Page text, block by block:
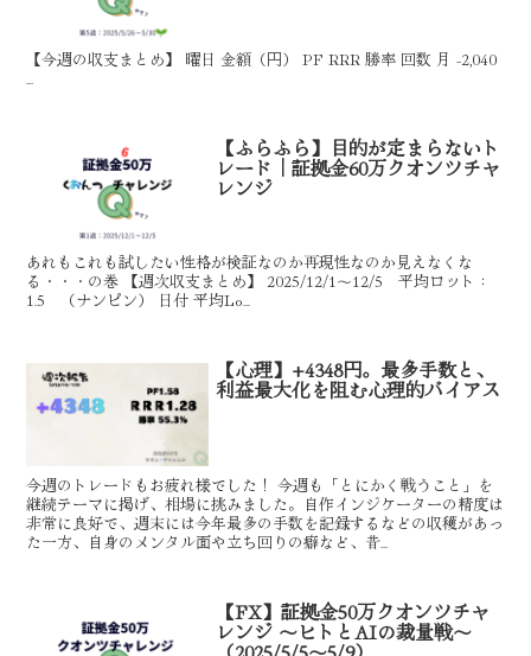
【今週の収支まとめ】 曜日 金額（円） PF RRR 勝率 回数 月 -2,040
...
【ふらふら】目的が定まらないト
レード｜証拠金60万クオンツチャ
レンジ
あれもこれも試したい性格が検証なのか再現性なのか見えなくな
る・・・の巻 【週次収支まとめ】 2025/12/1～12/5 平均ロット：
1.5 （ナンピン） 日付 平均Lo...
【心理】+4348円。最多手数と、
利益最大化を阻む心理的バイアス
今週のトレードもお疲れ様でした！ 今週も「とにかく戦うこと」を
継続テーマに掲げ、相場に挑みました。自作インジケーターの精度は
非常に良好で、週末には今年最多の手数を記録するなどの収穫があっ
た一方、自身のメンタル面や立ち回りの癖など、昔...
【FX】証拠金50万クオンツチャ
レンジ 〜ヒトとAIの裁量戦〜